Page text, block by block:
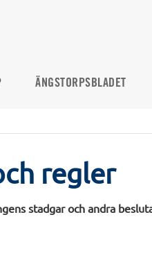
ÄNGSTORPSBLADET
regler
stadgar och andra